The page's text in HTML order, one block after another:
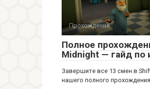
Прохождения
Полное
Midnight — гайд по
Завершите все 13 смен в
нашего полного